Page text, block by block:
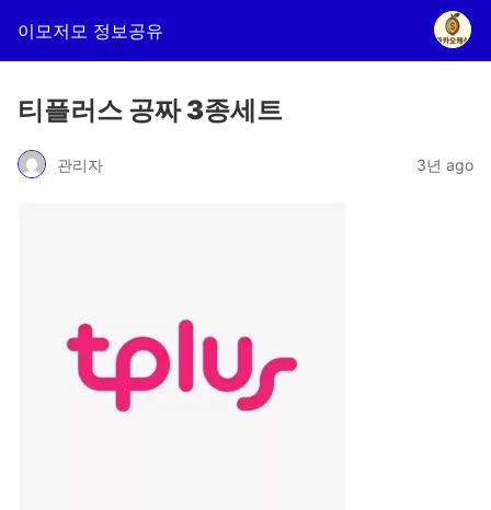
이모저모 정보공유
티플러스 공짜 3종세트
관리자 3년 ago